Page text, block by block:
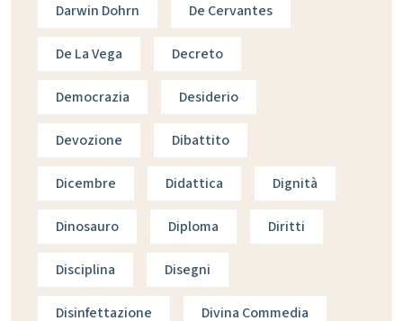
Darwin Dohrn De Cervantes
De La Vega Decreto
Democrazia Desiderio
Devozione Dibattito
Dicembre Didattica Dignità
Dinosauro Diploma Diritti
Disciplina Disegni
Disinfettazione Divina Commedia